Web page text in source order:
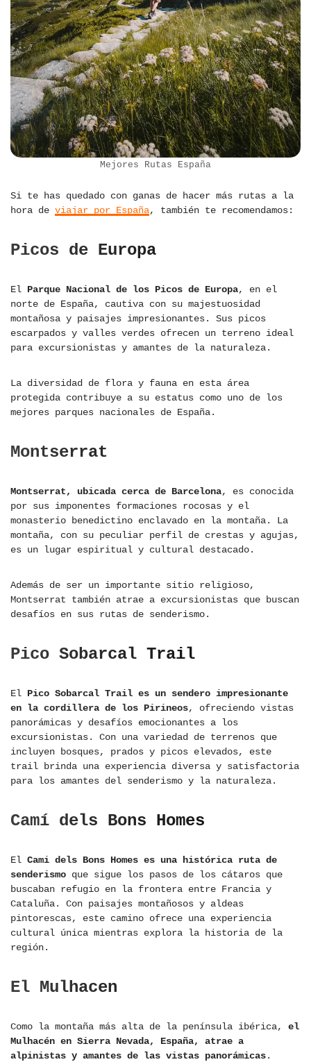
Mejores Rutas España
Si te has quedado con ganas de hacer más rutas a la
hora de viajar por España, también te recomendamos:
Picos de Europa
El Parque Nacional de los Picos de Europa, en el
norte de España, cautiva con su majestuosidad
montañosa y paisajes impresionantes. Sus picos
escarpados y valles verdes ofrecen un terreno ideal
para excursionistas y amantes de la naturaleza.
La diversidad de flora y fauna en esta área
protegida contribuye a su estatus como uno de los
mejores parques nacionales de España.
Montserrat
Montserrat, ubicada cerca de Barcelona, es conocida
por sus imponentes formaciones rocosas y el
monasterio benedictino enclavado en la montaña. La
montaña, con su peculiar perfil de crestas y agujas,
es un lugar espiritual y cultural destacado.
Además de ser un importante sitio religioso,
Montserrat también atrae a excursionistas que buscan
desafíos en sus rutas de senderismo.
Pico Sobarcal Trail
El Pico Sobarcal Trail es un sendero impresionante
en la cordillera de los Pirineos, ofreciendo vistas
panorámicas y desafíos emocionantes a los
excursionistas. Con una variedad de terrenos que
incluyen bosques, prados y picos elevados, este
trail brinda una experiencia diversa y satisfactoria
para los amantes del senderismo y la naturaleza.
Camí dels Bons Homes
El Cami dels Bons Homes es una histórica ruta de
senderismo que sigue los pasos de los cátaros que
buscaban refugio en la frontera entre Francia y
Cataluña. Con paisajes montañosos y aldeas
pintorescas, este camino ofrece una experiencia
cultural única mientras explora la historia de la
región.
El Mulhacen
Como la montaña más alta de la península ibérica, el
Mulhacén en Sierra Nevada, España, atrae a
alpinistas y amantes de las vistas panorámicas.